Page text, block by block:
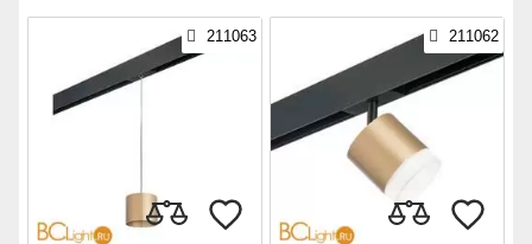
211063 211062